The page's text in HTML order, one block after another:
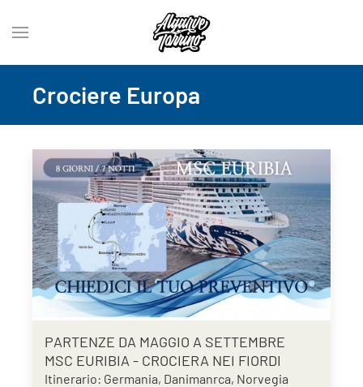
Crociere Europa
PARTENZE DA MAGGIO A SETTEMBRE
MSC EURIBIA - CROCIERA NEI FIORDI
Itinerario: Germania, Danimanrca, Norvegia